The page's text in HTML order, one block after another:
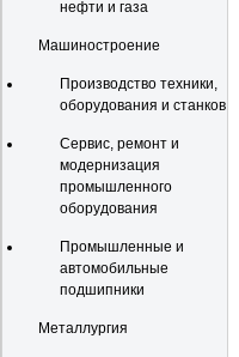
нефти и газа
Машиностроение
Производство техники,
оборудования и станков
Сервис, ремонт и
модернизация
промышленного
оборудования
Промышленные и
автомобильные
подшипники
Металлургия